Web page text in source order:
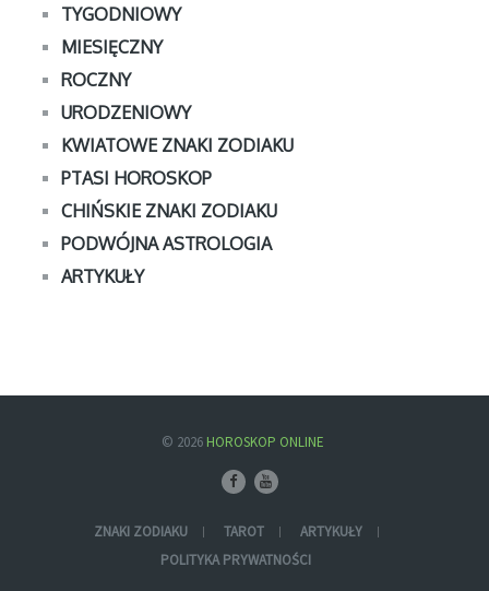
TYGODNIOWY
MIESIĘCZNY
ROCZNY
URODZENIOWY
KWIATOWE ZNAKI ZODIAKU
PTASI HOROSKOP
CHIŃSKIE ZNAKI ZODIAKU
PODWÓJNA ASTROLOGIA
ARTYKUŁY
© 2026 HOROSKOP ONLINE
ZNAKI ZODIAKU TAROT
ARTYKUŁY
POLITYKA PRYWATNOŚCI